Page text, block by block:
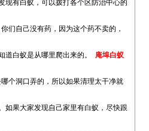
现有白蚁，可以拨打各个区防治中心的
们自己没有药，因为这个药不卖的，
道白蚁是从哪里爬出来的。 庵埠白蚁
个洞口弄的，所以如果清理太干净就
如果大家发现自己家里有白蚁，尽快跟